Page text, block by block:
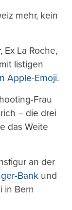
mehr, kein
Ex La Roche,
listigen
Apple-Emoji.
Frau
– die drei
das Weite
an der
Bank und
in Bern